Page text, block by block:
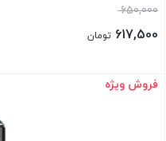
650,000قیمت
اصلی:
بود.
617,500 تومان
فعلی:
بستن
فروش ویژه